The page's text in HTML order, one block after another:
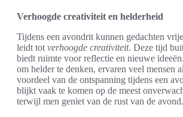
Verhoogde creativiteit en helderheid
Tijdens een avondrit kunnen gedachten
leidt tot verhoogde creativiteit. Deze tijd
biedt ruimte voor reflectie en nieuwe
om helder te denken, ervaren veel mensen
voordeel van de ontspanning tijdens een
blijkt vaak te komen op de meest
terwijl men geniet van de rust van de avond.